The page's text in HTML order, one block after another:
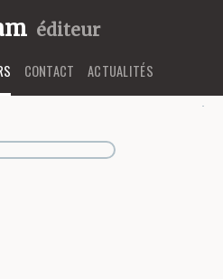
éditeur
CONTACT ACTUALITÉS